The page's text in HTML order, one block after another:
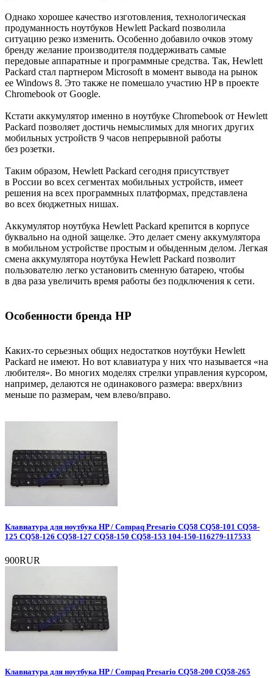
Однако хорошее качество изготовления, технологическая
продуманность ноутбуков Hewlett Packard позволила
ситуацию резко изменить. Особенно добавило очков этому
бренду желание производителя поддерживать самые
передовые аппаратные и программные средства. Так, Hewlett
Packard стал партнером Microsoft в момент вывода на рынок
ее Windows 8. Это также не помешало участию HP в проекте
Chromebook от Google.
Кстати аккумулятор именно в ноутбуке Chromebook от Hewlett
Packard позволяет достичь немыслимых для многих других
мобильных устройств 9 часов непрерывной работы
без розетки.
Таким образом, Hewlett Packard сегодня присутствует
в России во всех сегментах мобильных устройств, имеет
решения на всех программных платформах, представлена
во всех бюджетных нишах.
Аккумулятор ноутбука Hewlett Packard крепится в корпусе
буквально на одной защелке. Это делает смену аккумулятора
в мобильном устройстве простым и обыденным делом. Легкая
смена аккумулятора ноутбука Hewlett Packard позволит
пользователю легко установить сменную батарею, чтобы
в два раза увеличить время работы без подключения к сети.
Особенности бренда HP
Каких-то серьезных общих недостатков ноутбуки Hewlett
Packard не имеют. Но вот клавиатура у них что называется «на
любителя». Во многих моделях стрелки управления курсором,
например, делаются не одинакового размера: вверх/вниз
меньше по размерам, чем влево/вправо.
Клавиатура для ноутбука HP / Compaq Presario CQ58 CQ58-101 CQ58-
125 CQ58-126 CQ58-127 CQ58-150 CQ58-153 104-150-116279-117533
900RUR
Клавиатура для ноутбука HP / Compaq Presario CQ58-200 CQ58-265